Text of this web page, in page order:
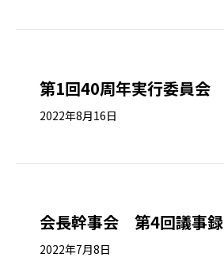
第1回40周年実行委員会
2022年8月16日
会長幹事会 第4回議事録
2022年7月8日